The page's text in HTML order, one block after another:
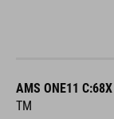
AMS ONE11 C:68X
TM